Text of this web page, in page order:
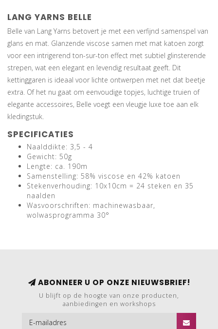
LANG YARNS BELLE
Belle van Lang Yarns betovert je met een verfijnd samenspel van
glans en mat. Glanzende viscose samen met mat katoen zorgt
voor een intrigerend ton-sur-ton effect met subtiel glinsterende
strepen, wat een elegant en levendig resultaat geeft. Dit
kettinggaren is ideaal voor lichte ontwerpen met net dat beetje
extra. Of het nu gaat om eenvoudige topjes, luchtige truien of
elegante accessoires, Belle voegt een vleugje luxe toe aan elk
kledingstuk.
SPECIFICATIES
Naalddikte: 3,5 - 4
Gewicht: 50g
Lengte: ca. 190m
Samenstelling: 58% viscose en 42% katoen
Stekenverhouding: 10x10cm = 24 steken en 35
naalden
Wasvoorschriften: machinewasbaar,
wolwasprogramma 30°
ABONNEER U OP ONZE NIEUWSBRIEF!
U blijft op de hoogte van onze producten,
aanbiedingen en workshops